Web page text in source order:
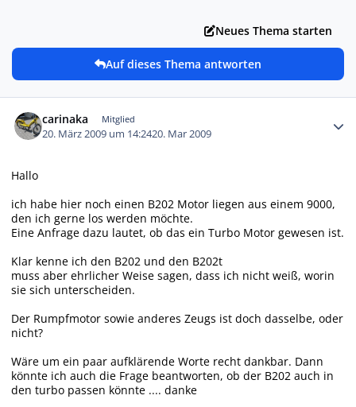
Neues Thema starten
Auf dieses Thema antworten
carinaka Mitglied
20. März 2009 um 14:2420. Mar 2009
Hallo
ich habe hier noch einen B202 Motor liegen aus einem 9000,
den ich gerne los werden möchte.
Eine Anfrage dazu lautet, ob das ein Turbo Motor gewesen ist.
Klar kenne ich den B202 und den B202t
muss aber ehrlicher Weise sagen, dass ich nicht weiß, worin
sie sich unterscheiden.
Der Rumpfmotor sowie anderes Zeugs ist doch dasselbe, oder
nicht?
Wäre um ein paar aufklärende Worte recht dankbar. Dann
könnte ich auch die Frage beantworten, ob der B202 auch in
den turbo passen könnte .... danke